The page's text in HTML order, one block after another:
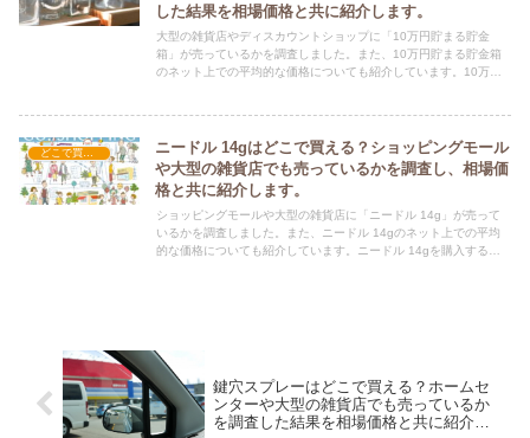
した結果を相場価格と共に紹介します。
大型の雑貨店やディスカウントショップに「10万円貯まる貯金
箱」が売っているかを調査しました。また、10万円貯まる貯金箱
のネット上での平均的な価格についても紹介しています。10万円
ニードル 14gはどこで買える？ショッピングモール
や大型の雑貨店でも売っているかを調査し、相場価
格と共に紹介します。
ショッピングモールや大型の雑貨店に「ニードル 14g」が売って
いるかを調査しました。また、ニードル 14gのネット上での平均
的な価格についても紹介しています。ニードル 14gを購入する際
鍵穴スプレーはどこで買える？ホームセ
ンターや大型の雑貨店でも売っているか
を調査した結果を相場価格と共に紹介し